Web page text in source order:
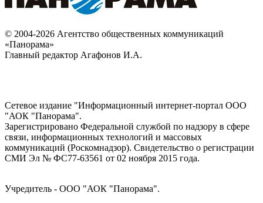
© 2004-2026 Агентство общественных коммуникаций
«Панорама»
Главный редактор Агафонов И.А.
Сетевое издание "Информационный интернет-портал ООО
"АОК "Панорама".
Зарегистрировано Федеральной службой по надзору в сфере
связи, информационных технологий и массовых
коммуникаций (Роскомнадзор). Cвидетельство о регистрации
СМИ Эл № ФС77-63561 от 02 ноября 2015 года.
Учредитель - ООО "АОК "Панорама".